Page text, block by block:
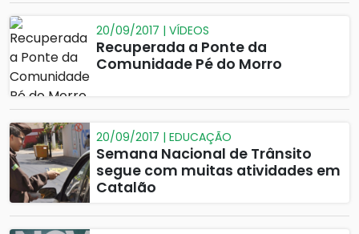
20/09/2017 | VÍDEOS
Recuperada a Ponte da
Comunidade Pé do Morro
20/09/2017 | EDUCAÇÃO
Semana Nacional de Trânsito
segue com muitas atividades em
Catalão